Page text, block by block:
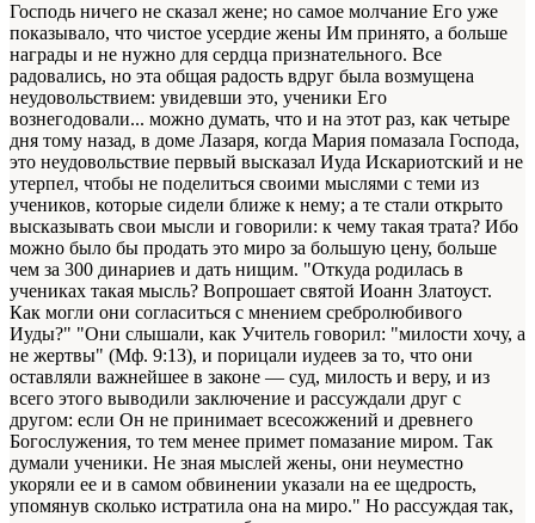
Господь ничего не сказал жене; но самое молчание Его уже
показывало, что чистое усердие жены Им принято, а больше
награды и не нужно для сердца признательного. Все
радовались, но эта общая радость вдруг была возмущена
неудовольствием: увидевши это, ученики Его
вознегодовали... можно думать, что и на этот раз, как четыре
дня тому назад, в доме Лазаря, когда Мария помазала Господа,
это неудовольствие первый высказал Иуда Искариотский и не
утерпел, чтобы не поделиться своими мыслями с теми из
учеников, которые сидели ближе к нему; а те стали открыто
высказывать свои мысли и говорили: к чему такая трата? Ибо
можно было бы продать это миро за большую цену, больше
чем за 300 динариев и дать нищим. "Откуда родилась в
учениках такая мысль? Вопрошает святой Иоанн Златоуст.
Как могли они согласиться с мнением сребролюбивого
Иуды?" "Они слышали, как Учитель говорил: "милости хочу, а
не жертвы" (Мф. 9:13), и порицали иудеев за то, что они
оставляли важнейшее в законе — суд, милость и веру, и из
всего этого выводили заключение и рассуждали друг с
другом: если Он не принимает всесожжений и древнего
Богослужения, то тем менее примет помазание миром. Так
думали ученики. Не зная мыслей жены, они неуместно
укоряли ее и в самом обвинении указали на ее щедрость,
упомянув сколько истратила она на миро." Но рассуждая так,